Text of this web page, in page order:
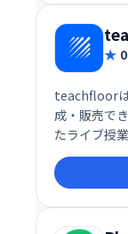
teachfloor
成・販売で
たライブ授
え、手軽に
を活かした
サポートし